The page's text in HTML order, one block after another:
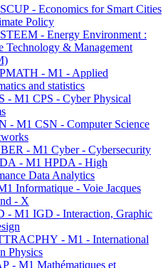
- Economics for Smart Cities
Policy
- Energy Environment :
Technology & Management
- M1 - Applied
and statistics
- M1 CPS - Cyber Physical
- M1 CSN - Computer Science
- M1 Cyber - Cybersecurity
- M1 HPDA - High
Data Analytics
Informatique - Voie Jacques
- X
- M1 IGD - Interaction, Graphic
- M1 - International
Physics
- M1 Mathématiques et